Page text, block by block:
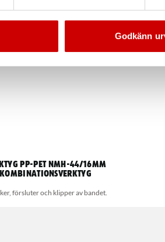
Godkänn
PP-PET NMH-44/16MM
KOMBINATIONSVERKTYG
försluter och klipper av bandet.